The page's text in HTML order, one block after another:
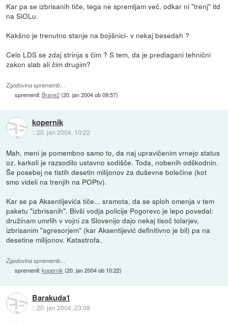
Kar pa se izbrisanih tiče, tega ne spremljam več, odkar ni "trenj" itd
na SiOLu.
Kakšno je trenutno stanje na bojišnici- v nekaj besedah ?
Celo LDS se zdaj strinja s čim ? S tem, da je predlagani tehnični
zakon slab ali čim drugim?
Zgodovina sprememb…
spremenil: Brane2(20. jan 2004 ob 09:57)
kopernik
::20. jan 2004, 10:22
Mah, meni je pomembno samo to, da naj upravičenim vrnejo status
oz. karkoli je razsodilo ustavno sodišče. Toda, nobenih odškodnin.
Še posebej ne tistih desetin milijonov za duševne bolečine (kot
smo videli na trenjih na POPtv).
Kar se pa Aksentijevića tiče... sramota, da se sploh omenja v tem
paketu "izbrisanih". Bivši vodja policije Pogorevc je lepo povedal:
družinam umrlih v vojni za Slovenijo dajo nekaj tisoč tolarjev,
izbrisanim "agresorjem" (kar Aksentijević definitivno je bil) pa na
desetine milijonov. Katastrofa.
Zgodovina sprememb…
spremenil:kopernik (20. jan 2004 ob 10:22)
Barakuda1
::20. jan 2004, 23:08